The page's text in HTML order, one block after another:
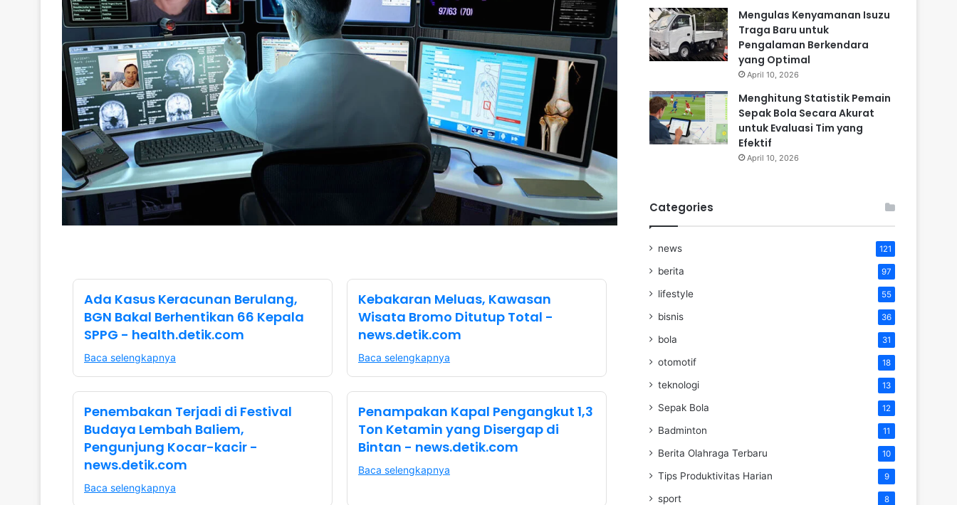
Ada Kasus Keracunan Berulang,
BGN Bakal Berhentikan 66 Kepala
SPPG - health.detik.com
Baca selengkapnya
Kebakaran Meluas, Kawasan
Wisata Bromo Ditutup Total -
news.detik.com
Baca selengkapnya
Penembakan Terjadi di Festival
Budaya Lembah Baliem,
Pengunjung Kocar-kacir -
news.detik.com
Baca selengkapnya
Penampakan Kapal Pengangkut 1,3
Ton Ketamin yang Disergap di
Bintan - news.detik.com
Baca selengkapnya
Mengulas Kenyamanan Isuzu
Traga Baru untuk
Pengalaman Berkendara
yang Optimal
April 10, 2026
Menghitung Statistik Pemain
Sepak Bola Secara Akurat
untuk Evaluasi Tim yang
Efektif
April 10, 2026
Categories
news 121
berita 97
lifestyle 55
bisnis 36
bola 31
otomotif 18
teknologi 13
Sepak Bola 12
Badminton 11
Berita Olahraga Terbaru 10
Tips Produktivitas Harian 9
sport 8